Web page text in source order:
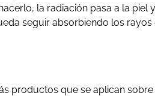
la radiación pasa a la piel
seguir absorbiendo los
productos que se aplican